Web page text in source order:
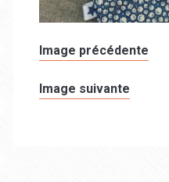
Image précédente
Image suivante